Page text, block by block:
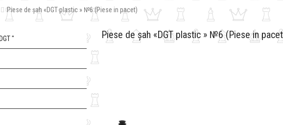
Piese de șah «DGT plastic » №6 (Piese in pacet)
"
Piese de șah «DGT plastic » №6 (Piese in